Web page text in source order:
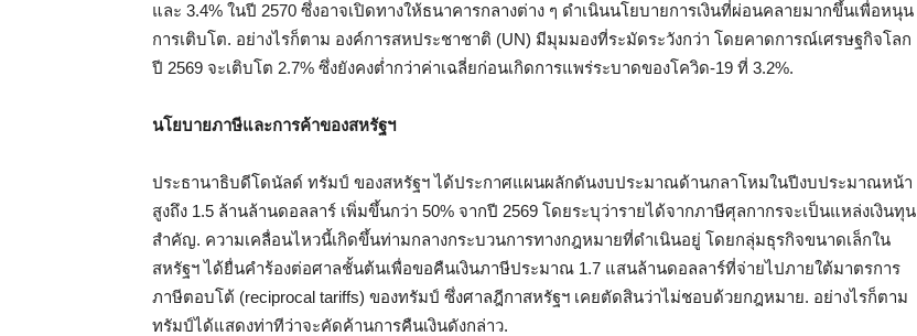
และ 3.4% ในปี 2570 ซึ่งอาจเปิดทางให้ธนาคารกลางต่าง ๆ ดำเนินนโยบายการเงินที่ผ่อนคลายมากขึ้นเพื่อหนุน
การเติบโต. อย่างไรก็ตาม องค์การสหประชาชาติ (UN) มีมุมมองที่ระมัดระวังกว่า โดยคาดการณ์เศรษฐกิจโลก
ปี 2569 จะเติบโต 2.7% ซึ่งยังคงต่ำกว่าค่าเฉลี่ยก่อนเกิดการแพร่ระบาดของโควิด-19 ที่ 3.2%.
นโยบายภาษีและการค้าของสหรัฐฯ
ประธานาธิบดีโดนัลด์ ทรัมป์ ของสหรัฐฯ ได้ประกาศแผนผลักดันงบประมาณด้านกลาโหมในปีงบประมาณหน้า
สูงถึง 1.5 ล้านล้านดอลลาร์ เพิ่มขึ้นกว่า 50% จากปี 2569 โดยระบุว่ารายได้จากภาษีศุลกากรจะเป็นแหล่งเงินทุน
สำคัญ. ความเคลื่อนไหวนี้เกิดขึ้นท่ามกลางกระบวนการทางกฎหมายที่ดำเนินอยู่ โดยกลุ่มธุรกิจขนาดเล็กใน
สหรัฐฯ ได้ยื่นคำร้องต่อศาลชั้นต้นเพื่อขอคืนเงินภาษีประมาณ 1.7 แสนล้านดอลลาร์ที่จ่ายไปภายใต้มาตรการ
ภาษีตอบโต้ (reciprocal tariffs) ของทรัมป์ ซึ่งศาลฎีกาสหรัฐฯ เคยตัดสินว่าไม่ชอบด้วยกฎหมาย. อย่างไรก็ตาม
ทรัมป์ได้แสดงท่าทีว่าจะคัดค้านการคืนเงินดังกล่าว.